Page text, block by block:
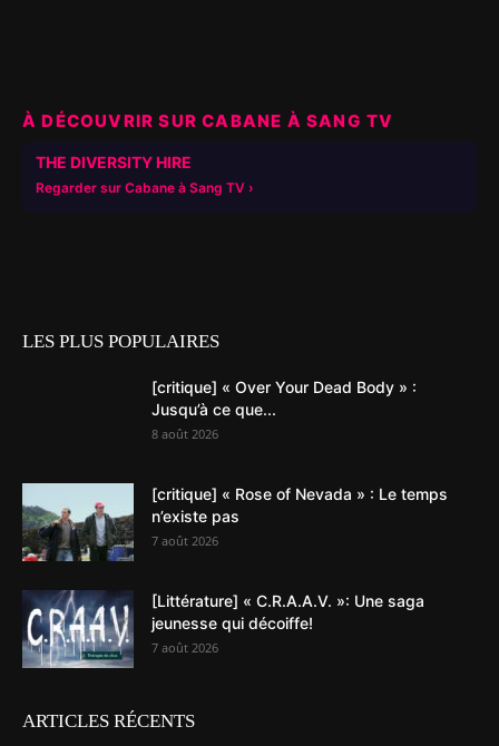
À DÉCOUVRIR SUR CABANE À SANG TV
THE DIVERSITY HIRE
Regarder sur Cabane à Sang TV
LES PLUS POPULAIRES
[critique] « Over Your Dead Body » :
Jusqu’à ce que...
8 août 2026
[critique] « Rose of Nevada » : Le temps
n’existe pas
7 août 2026
[Littérature] « C.R.A.A.V. »: Une saga
jeunesse qui décoiffe!
7 août 2026
ARTICLES RÉCENTS